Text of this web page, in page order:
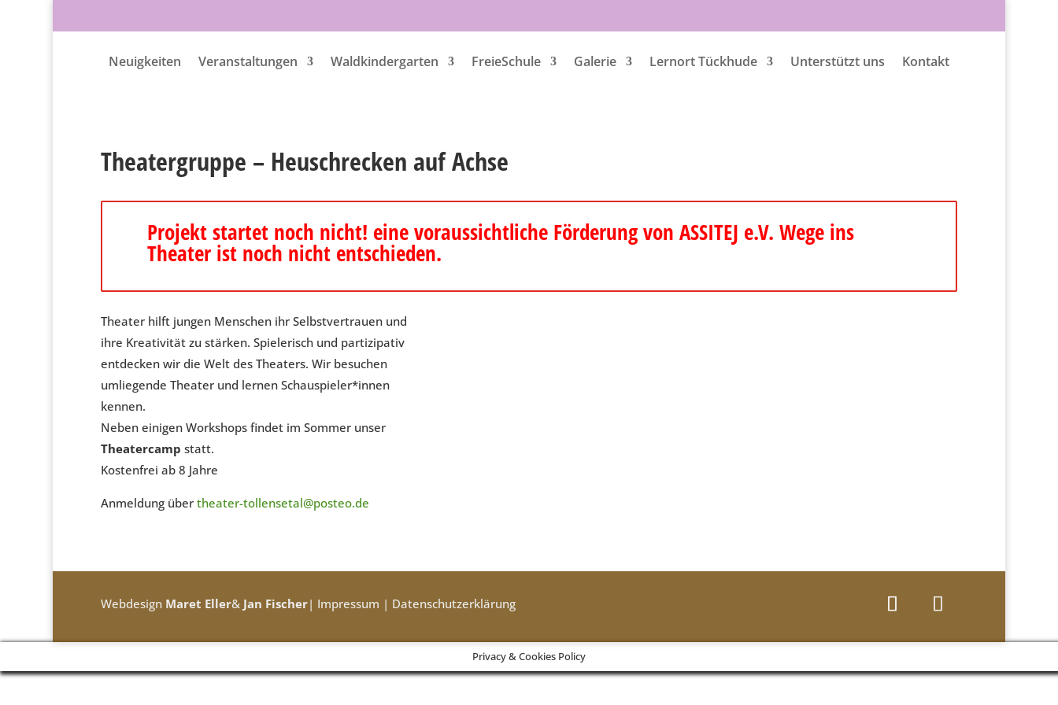
Neuigkeiten Veranstaltungen Waldkindergarten FreieSchule Galerie Lernort Tückhude Unterstützt uns Kontakt
Theatergruppe – Heuschrecken auf Achse
Projekt startet noch nicht! eine voraussichtliche Förderung von ASSITEJ e.V. Wege ins
Theater ist noch nicht entschieden.
Theater hilft jungen Menschen ihr Selbstvertrauen und
ihre Kreativität zu stärken. Spielerisch und partizipativ
entdecken wir die Welt des Theaters. Wir besuchen
umliegende Theater und lernen Schauspieler*innen
kennen.
Neben einigen Workshops findet im Sommer unser
Theatercamp statt.
Kostenfrei ab 8 Jahre
Anmeldung über theater-tollensetal@posteo.de
Webdesign Maret Eller& Jan Fischer| Impressum | Datenschutzerklärung
Privacy & Cookies Policy